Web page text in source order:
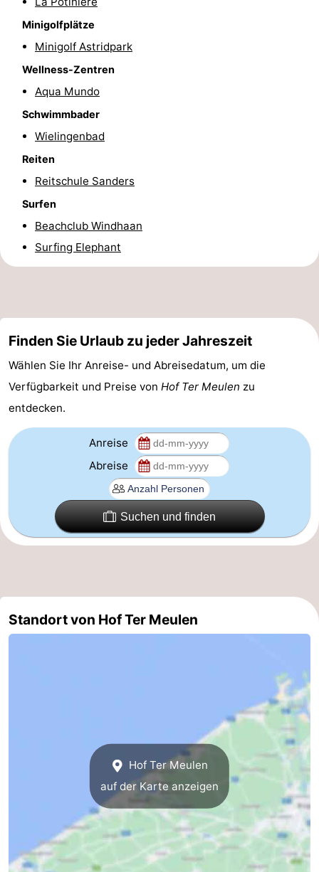
Forum
Route
Parken
Adressen
Region
Vlaanderen
Cadzand
-
Natur
Het
Zwin
Westflandern
-
Brügge
-
Küste
Het
Zwin
Knokke-
Heist
-
Zeebrugge
-
Kontakt
Minigolfplätze
Minigolf Astridpark
Wellness-Zentren
Aqua Mundo
Schwimmbader
Wielingenbad
Reiten
Reitschule Sanders
Surfen
Beachclub Windhaan
Surfing Elephant
Finden Sie Urlaub zu jeder Jahreszeit
Wählen Sie Ihr Anreise- und Abreisedatum, um die
Verfügbarkeit und Preise von Hof Ter Meulen zu
entdecken.
Anreise
Abreise
Suchen und finden
Standort von Hof Ter Meulen
Hof Ter Meulen
auf der Karte anzeigen